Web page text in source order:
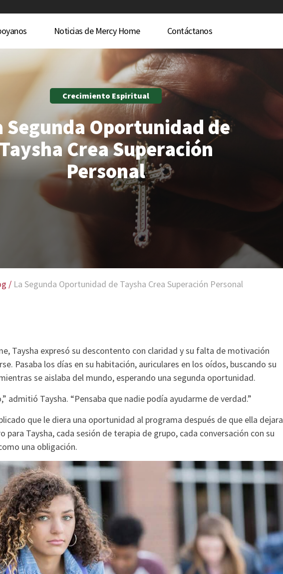
Noticias de Mercy Home Contáctanos
Crecimiento Espiritual
Segunda Oportunidad de
Crea Superación
Personal
/ La Segunda Oportunidad de Taysha Crea Superación Personal
Taysha expresó su descontento con claridad y su falta de motivación
Pasaba los días en su habitación, auriculares en los oídos, buscando su
se aislaba del mundo, esperando una segunda oportunidad.
admitió Taysha. “Pensaba que nadie podía ayudarme de verdad.”
que le diera una oportunidad al programa después de que ella dejara
para Taysha, cada sesión de terapia de grupo, cada conversación con su
una obligación.